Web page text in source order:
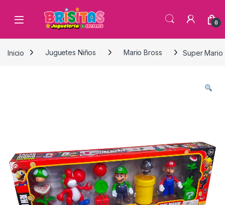
0
Inicio Juguetes Niños Mario Bross Super Mario